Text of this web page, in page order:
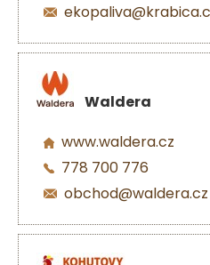
Waldera
www.waldera.cz
778 700 776
obchod@waldera.cz